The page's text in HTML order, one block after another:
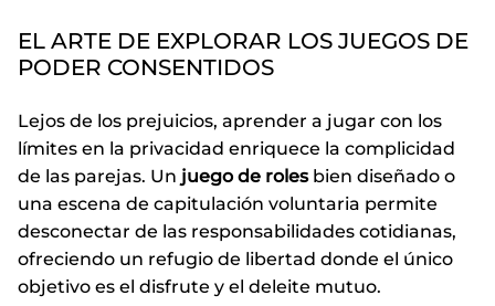
EL ARTE DE EXPLORAR LOS JUEGOS DE
PODER CONSENTIDOS
Lejos de los prejuicios, aprender a jugar con los
límites en la privacidad enriquece la complicidad
de las parejas. Un juego de rolesbien diseñado o
una escena de capitulación voluntaria permite
desconectar de las responsabilidades cotidianas,
ofreciendo un refugio de libertad donde el único
objetivo es el disfrute y el deleite mutuo.